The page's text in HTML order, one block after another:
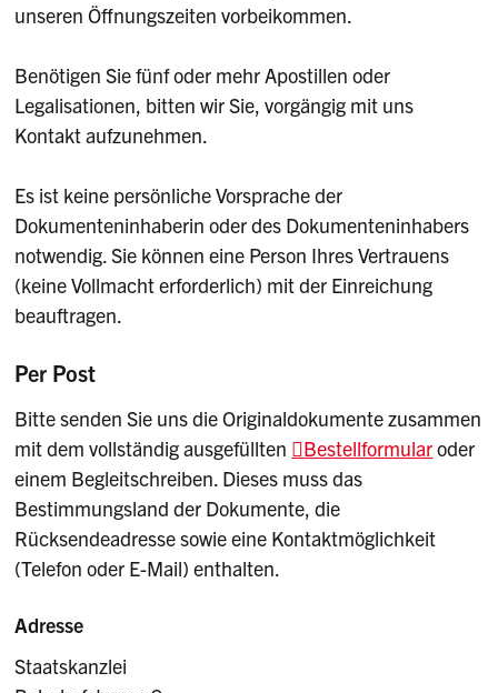
unseren Öffnungszeiten vorbeikommen.
Benötigen Sie fünf oder mehr Apostillen oder
Legalisationen, bitten wir Sie, vorgängig mit uns
Kontakt aufzunehmen.
Es ist keine persönliche Vorsprache der
Dokumenteninhaberin oder des Dokumenteninhabers
notwendig. Sie können eine Person Ihres Vertrauens
(keine Vollmacht erforderlich) mit der Einreichung
beauftragen.
Per Post
Bitte senden Sie uns die Originaldokumente zusammen
mit dem vollständig ausgefüllten
Bestellformularoder
einem Begleitschreiben. Dieses muss das
Bestimmungsland der Dokumente, die
Rücksendeadresse sowie eine Kontaktmöglichkeit
(Telefon oder E-Mail) enthalten.
Adresse
Staatskanzlei